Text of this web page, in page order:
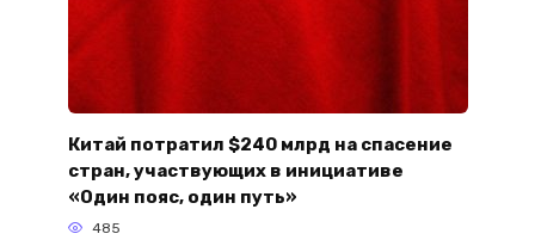
Китай потратил $240 млрд на спасение
стран, участвующих в инициативе
«Один пояс, один путь»
485